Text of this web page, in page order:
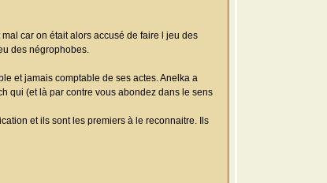
car on était alors accusé de faire l jeu des
des négrophobes.
et jamais comptable de ses actes. Anelka a
qui (et là par contre vous abondez dans le sens
et ils sont les premiers à le reconnaitre. Ils